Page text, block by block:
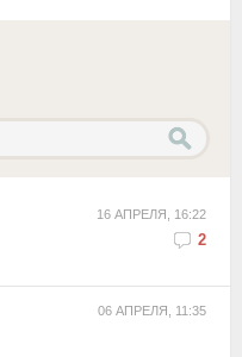
16 АПРЕЛЯ, 16:22
2
06 АПРЕЛЯ, 11:35